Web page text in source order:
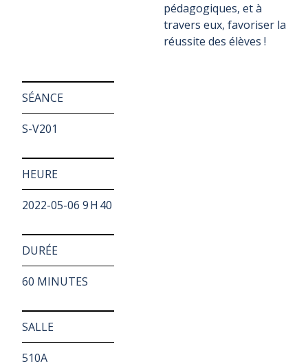
pédagogiques, et à
travers eux, favoriser la
réussite des élèves !
SÉANCE
S-V201
HEURE
2022-05-06 9 H 40
DURÉE
60 MINUTES
SALLE
510A